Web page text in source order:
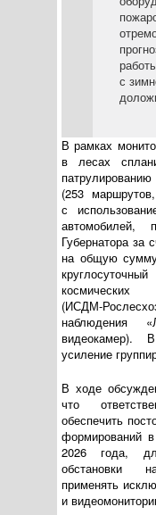
с
В рамках
в лесах
(253
с
автомобилей,
Губернатора за
на общую
(ИСДМ-
наблюдения
видеокамер).
усиление
В ходе
что
обеспечить
формирований в
2026 года,
обстановки
применять
и